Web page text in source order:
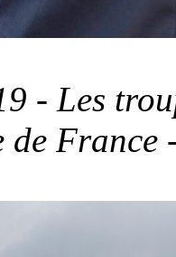
- Les
France